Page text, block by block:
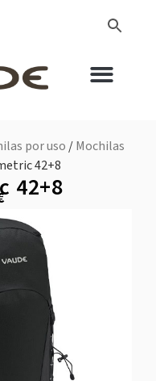
por uso /Mochilas
42+8
42+8